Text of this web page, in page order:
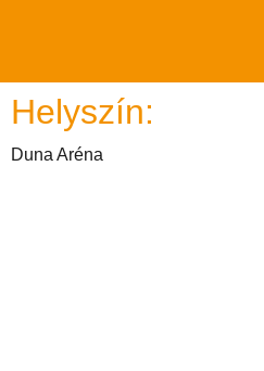
Helyszín:
Duna Aréna